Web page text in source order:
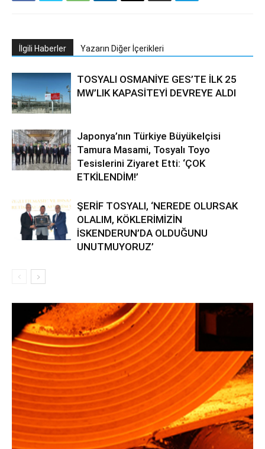
İlgili Haberler Yazarın Diğer İçerikleri
TOSYALI OSMANİYE GES’TE İLK 25
MW’LIK KAPASİTEYİ DEVREYE ALDI
Japonya’nın Türkiye Büyükelçisi
Tamura Masami, Tosyalı Toyo
Tesislerini Ziyaret Etti: ‘ÇOK
ETKİLENDİM!’
ŞERİF TOSYALI, ‘NEREDE OLURSAK
OLALIM, KÖKLERİMİZİN
İSKENDERUN’DA OLDUĞUNU
UNUTMUYORUZ’